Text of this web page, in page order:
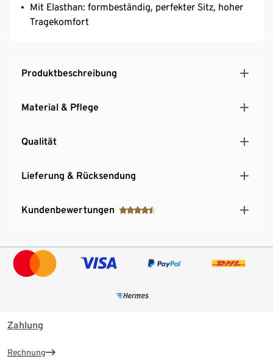
Mit Elasthan: formbeständig, perfekter Sitz, hoher
Tragekomfort
Produktbeschreibung
Material & Pflege
Qualität
Lieferung & Rücksendung
Kundenbewertungen
Zahlung
Rechnung